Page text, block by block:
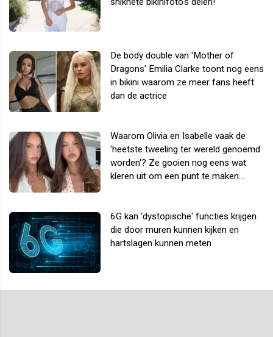
De body double van 'Mother of
Dragons' Emilia Clarke toont nog eens
in bikini waarom ze meer fans heeft
dan de actrice
Waarom Olivia en Isabelle vaak de
'heetste tweeling ter wereld genoemd
worden'? Ze gooien nog eens wat
kleren uit om een punt te maken...
6G kan 'dystopische' functies krijgen
die door muren kunnen kijken en
hartslagen kunnen meten